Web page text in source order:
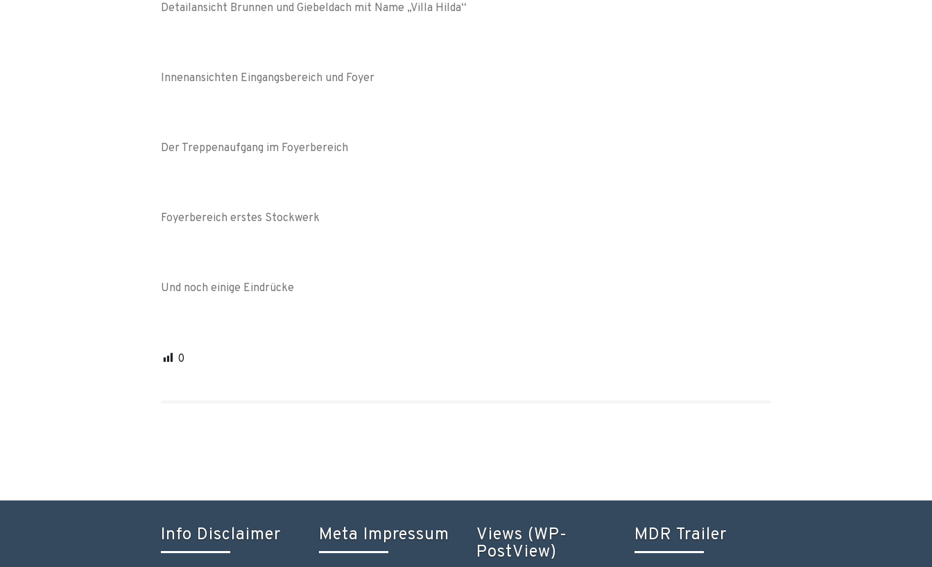
Detailansicht Brunnen und Giebeldach mit Name „Villa Hilda“
Innenansichten Eingangsbereich und Foyer
Der Treppenaufgang im Foyerbereich
Foyerbereich erstes Stockwerk
Und noch einige Eindrücke
0
Info Disclaimer Meta Impressum
Views (WP-
PostView)
MDR Trailer